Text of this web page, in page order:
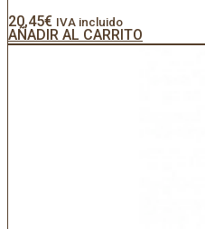
20,45€ IVA incluido
AÑADIR AL CARRITO